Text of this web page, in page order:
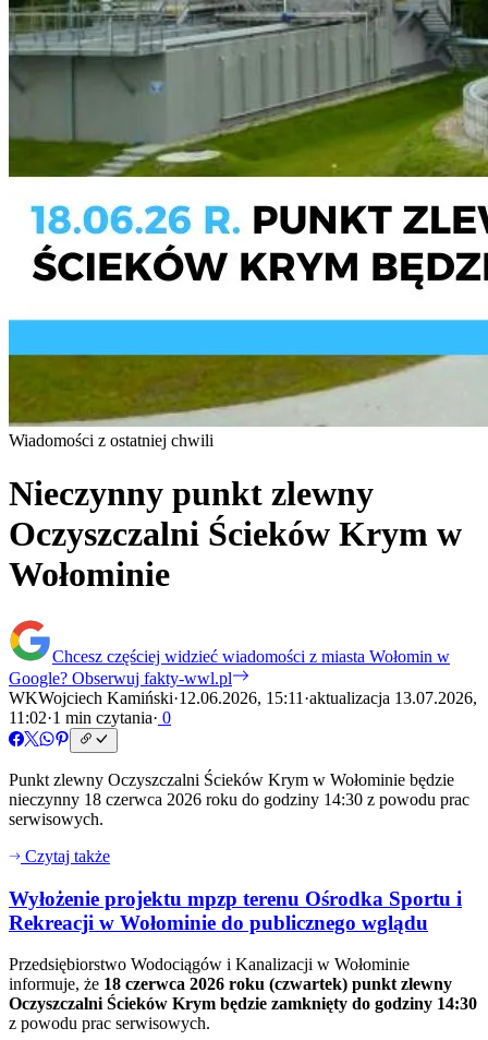
Wiadomości z ostatniej chwili
Nieczynny punkt zlewny
Oczyszczalni Ścieków Krym w
Wołominie
Chcesz częściej widzieć wiadomości z miasta Wołomin w
Google? Obserwuj fakty-wwl.pl
WKWojciech Kamiński·12.06.2026, 15:11 ·aktualizacja 13.07.2026,
11:02·1 min czytania· 0
Punkt zlewny Oczyszczalni Ścieków Krym w Wołominie będzie
nieczynny 18 czerwca 2026 roku do godziny 14:30 z powodu prac
serwisowych.
Czytaj także
Wyłożenie projektu mpzp terenu Ośrodka Sportu i
Rekreacji w Wołominie do publicznego wglądu
Przedsiębiorstwo Wodociągów i Kanalizacji w Wołominie
informuje, że 18 czerwca 2026 roku (czwartek) punkt zlewny
Oczyszczalni Ścieków Krym będzie zamknięty do godziny 14:30
z powodu prac serwisowych.